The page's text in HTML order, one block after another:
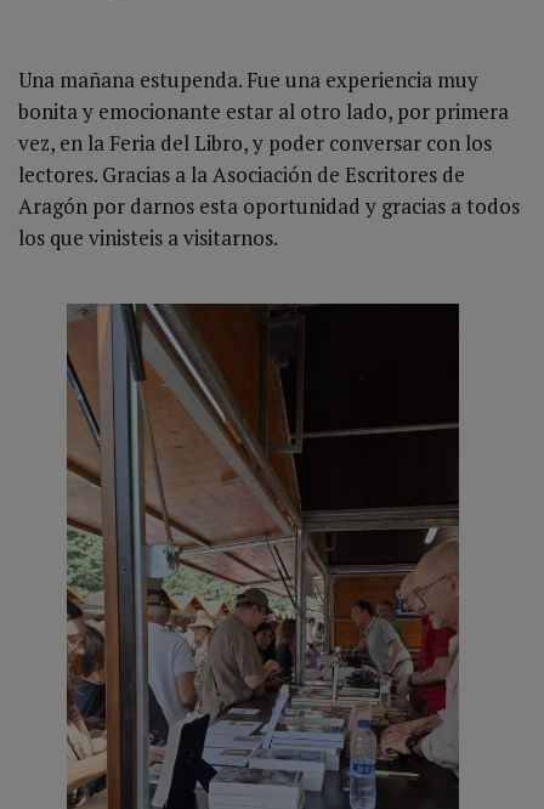
Una mañana estupenda. Fue una experiencia muy
bonita y emocionante estar al otro lado, por primera
vez, en la Feria del Libro, y poder conversar con los
lectores. Gracias a la Asociación de Escritores de
Aragón por darnos esta oportunidad y gracias a todos
los que vinisteis a visitarnos.